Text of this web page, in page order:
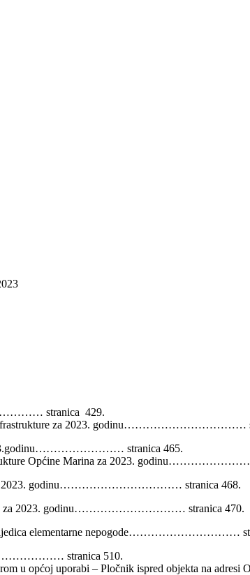
stranica 429.
infrastrukture za 2023. godinu……………………………
stranica 465.
Općine Marina za 2023.
za 2023. godinu…………………………… stranica 468.
za 2023. godinu………………………… stranica 470.
elementarne nepogode…………………………
stranica 510.
u općoj uporabi – Pločnik ispred objekta